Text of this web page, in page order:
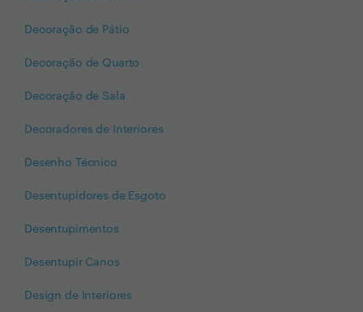
Decoração de Pátio
Decoração de Quarto
Decoração de Sala
Decoradores de Interiores
Desenho Técnico
Desentupidores de Esgoto
Desentupimentos
Desentupir Canos
Design de Interiores